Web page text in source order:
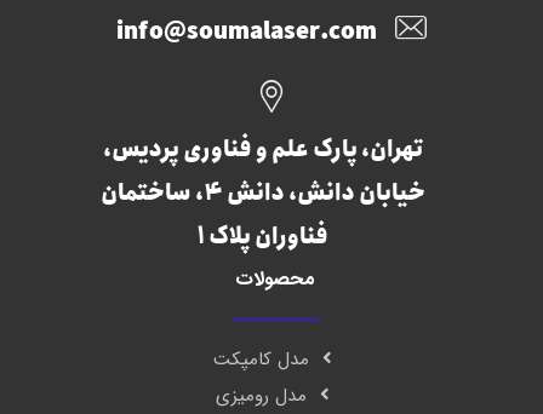
info@soumalaser.com
تهران، پارک علم و فناوری پردیس،
خیابان دانش، دانش 4، ساختمان
فناوران پلاک 1
محصولات
مدل کامپکت
مدل رومیزی